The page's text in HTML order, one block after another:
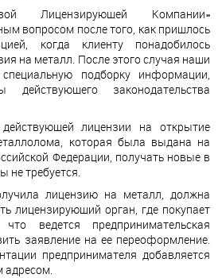
Лицензирующей Компании»
вопросом после того, как пришлось
когда клиенту понадобилось
на металл. После этого случая наши
подборку информации,
законодательства
лицензии на открытие
которая была выдана на
Федерации, получать новые в
не требуется.
лицензию на металл, должна
лицензирующий орган, где покупает
ведется предпринимательская
заявление на ее переоформление.
предпринимателя добавляется
адресом.